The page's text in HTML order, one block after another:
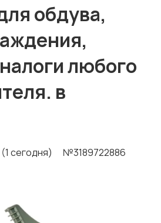
обдува,
любого
в
сегодня) №3189722886